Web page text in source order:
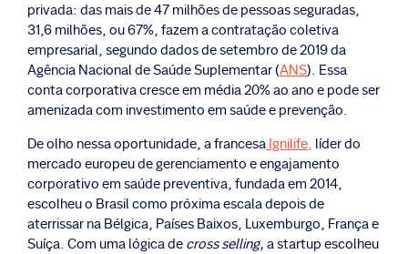
privada: das mais de 47 milhões de pessoas seguradas,
31,6 milhões, ou 67%, fazem a contratação coletiva
empresarial, segundo dados de setembro de 2019 da
Agência Nacional de Saúde Suplementar (ANS). Essa
conta corporativa cresce em média 20% ao ano e pode ser
amenizada com investimento em saúde e prevenção.
De olho nessa oportunidade, a francesa Ignilife, líder do
mercado europeu de gerenciamento e engajamento
corporativo em saúde preventiva, fundada em 2014,
escolheu o Brasil como próxima escala depois de
aterrissar na Bélgica, Países Baixos, Luxemburgo, França e
Suíça. Com uma lógica de cross selling, a startup escolheu